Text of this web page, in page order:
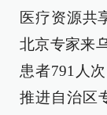
医疗资源共
北京专家来
患者791人
推进自治区